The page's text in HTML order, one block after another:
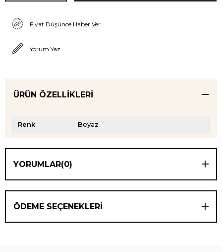
Fiyat Düşünce Haber Ver
Yorum Yaz
ÜRÜN ÖZELLIKLERI
Renk Beyaz
YORUMLAR(0)
ÖDEME SEÇENEKLERI